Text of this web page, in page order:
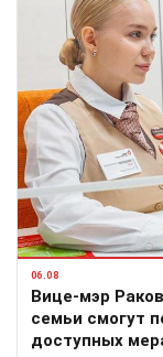
06.08
Вице-мэр
семьи смогут
доступных